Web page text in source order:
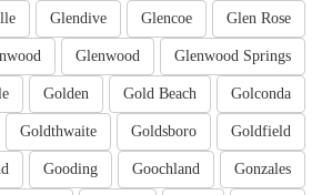
Glen Rose
Glencoe
Glendive
Glenwood Springs
Glenwood
Golconda
Gold Beach
Golden
Goldfield
Goldsboro
Goldthwaite
Gonzales
Goochland
Gooding